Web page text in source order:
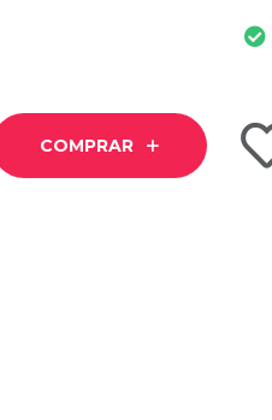
COMPRAR